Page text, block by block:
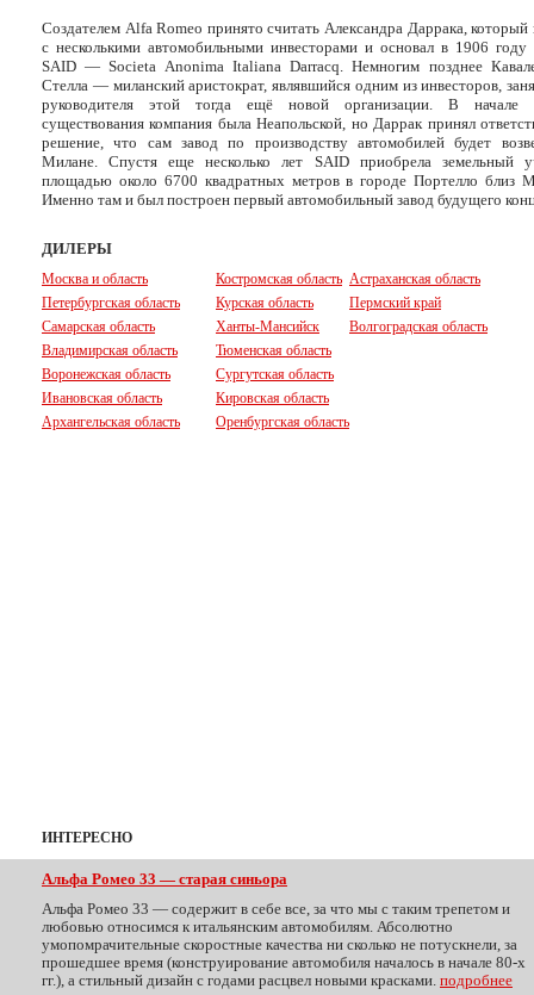
Создателем Alfa Romeo принято считать Александра Даррака, который
с несколькими автомобильными инвесторами и основал в 1906
SAID — Societa Anonima Italiana Darracq. Немногим позднее
Стелла — миланский аристократ, являвшийся одним из инвесторов,
руководителя этой тогда ещё новой организации. В начале
существования компания была Неапольской, но Даррак принял
решение, что сам завод по производству автомобилей будет
Милане. Спустя еще несколько лет SAID приобрела земельный
площадью около 6700 квадратных метров в городе Портелло близ
Именно там и был построен первый автомобильный завод будущего
ДИЛЕРЫ
Москва и область
Петербургская область
Самарская область
Владимирская область
Воронежская область
Ивановская область
Архангельская область
Костромская область
Курская область
Ханты-Мансийск
Тюменская область
Сургутская область
Кировская область
Оренбургская область
Астраханская область
Пермский край
Волгоградская область
ИНТЕРЕСНО
Альфа Ромео 33 — старая синьора
Альфа Ромео 33 — содержит в себе все, за что мы с таким трепетом и
любовью относимся к итальянским автомобилям. Абсолютно
умопомрачительные скоростные качества ни сколько не потускнели, за
прошедшее время (конструирование автомобиля началось в начале 80-х
гг.), а стильный дизайн с годами расцвел новыми красками. подробнее